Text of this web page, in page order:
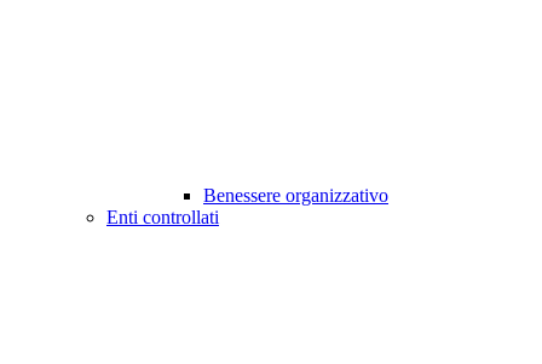
Benessere organizzativo
Enti controllati